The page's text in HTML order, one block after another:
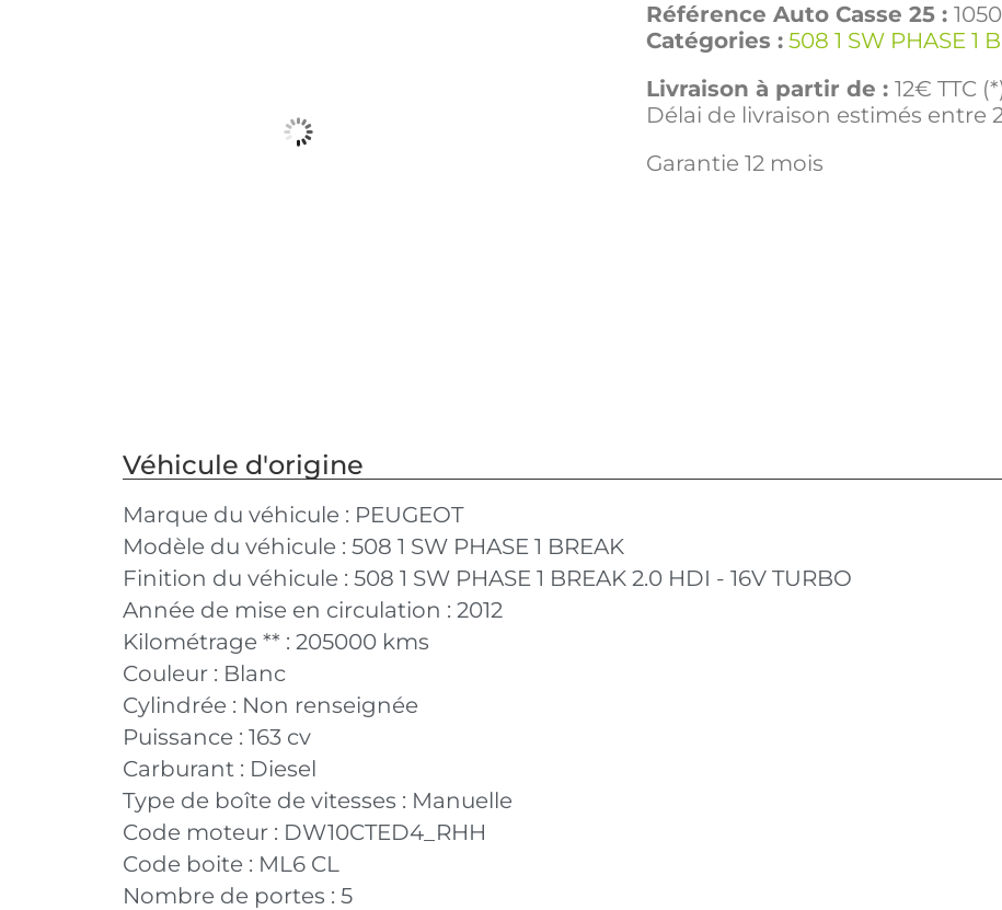
Référence Auto Casse 25 :
Catégories : 508 1 SW PHASE 1
Livraison à partir de : 12€ TTC
Délai de livraison estimés entre
Garantie 12 mois
Véhicule d'origine
Marque du véhicule : PEUGEOT
Modèle du véhicule : 508 1 SW PHASE 1 BREAK
Finition du véhicule : 508 1 SW PHASE 1 BREAK 2.0 HDI - 16V TURBO
Année de mise en circulation : 2012
Kilométrage ** : 205000 kms
Couleur : Blanc
Cylindrée : Non renseignée
Puissance : 163 cv
Carburant : Diesel
Type de boîte de vitesses : Manuelle
Code moteur : DW10CTED4_RHH
Code boite : ML6 CL
Nombre de portes : 5